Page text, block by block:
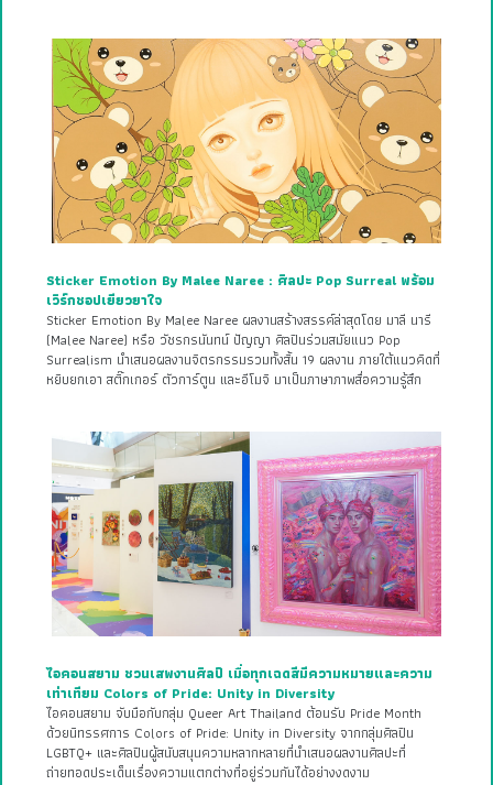
Sticker Emotion By Malee Naree : ศิลปะ Pop Surreal พร้อม
เวิร์กชอปเยียวยาใจ
Sticker Emotion By Malee Naree ผลงานสร้างสรรค์ล่าสุดโดย มาลี นารี
(Malee Naree) หรือ วัชรกรนันทน์ ปัญญา ศิลปินร่วมสมัยแนว Pop
Surrealism นำเสนอผลงานจิตรกรรมรวมทั้งสิ้น 19 ผลงาน ภายใต้แนวคิดที่
หยิบยกเอา สติ๊กเกอร์ ตัวการ์ตูน และอีโมจิ มาเป็นภาษาภาพสื่อความรู้สึก
ไอคอนสยาม ชวนเสพงานศิลป์ เมื่อทุกเฉดสีมีความหมายและความ
เท่าเทียม Colors of Pride: Unity in Diversity
ไอคอนสยาม จับมือกับกลุ่ม Queer Art Thailand ต้อนรับ Pride Month
ด้วยนิทรรศการ Colors of Pride: Unity in Diversity จากกลุ่มศิลปิน
LGBTQ+ และศิลปินผู้สนับสนุนความหลากหลายที่นำเสนอผลงานศิลปะที่
ถ่ายทอดประเด็นเรื่องความแตกต่างที่อยู่ร่วมกันได้อย่างงดงาม